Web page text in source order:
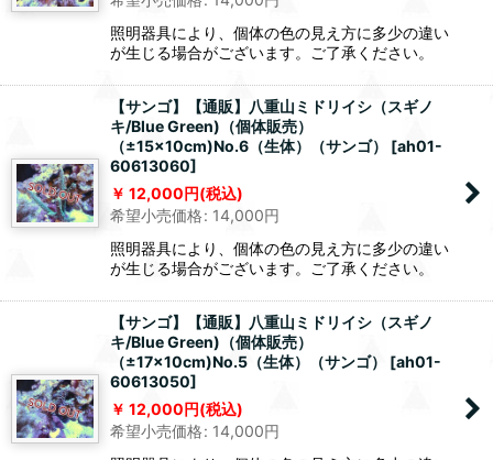
照明器具により、個体の色の見え方に多少の違い
が生じる場合がございます。ご了承ください。
【サンゴ】【通販】八重山ミドリイシ（スギノ
キ/Blue Green)（個体販売）
（±15x10cm)No.6（生体）（サンゴ）
[ah01-
60613060]
12,000円(税込)
希望小売価格: 14,000円
照明器具により、個体の色の見え方に多少の違い
が生じる場合がございます。ご了承ください。
【サンゴ】【通販】八重山ミドリイシ（スギノ
キ/Blue Green)（個体販売）
（±17x10cm)No.5（生体）（サンゴ）
[ah01-
60613050]
12,000円(税込)
希望小売価格: 14,000円